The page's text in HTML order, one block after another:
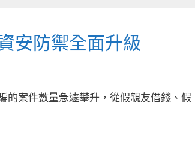
安防禦全面升級
的案件數量急遽攀升，從假親友借錢、假